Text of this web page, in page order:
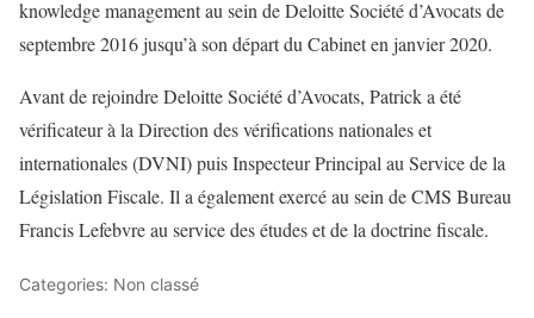
knowledge management au sein de Deloitte Société d’Avocats de
septembre 2016 jusqu’à son départ du Cabinet en janvier 2020.
Avant de rejoindre Deloitte Société d’Avocats, Patrick a été
vérificateur à la Direction des vérifications nationales et
internationales (DVNI) puis Inspecteur Principal au Service de la
Législation Fiscale. Il a également exercé au sein de CMS Bureau
Francis Lefebvre au service des études et de la doctrine fiscale.
Categories: Non classé